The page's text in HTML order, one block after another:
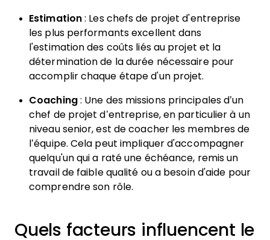
Estimation : Les chefs de projet d'entreprise
les plus performants excellent dans
l'estimation des coûts liés au projet et la
détermination de la durée nécessaire pour
accomplir chaque étape d'un projet.
Coaching: Une des missions principales d’un
chef de projet d’entreprise, en particulier à un
niveau senior, est de coacher les membres de
l’équipe. Cela peut impliquer d'accompagner
quelqu'un qui a raté une échéance, remis un
travail de faible qualité ou a besoin d'aide pour
comprendre son rôle.
Quels facteurs influencent le